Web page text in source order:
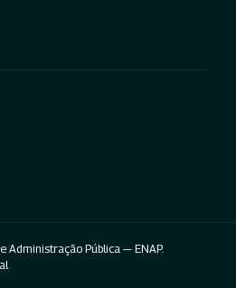
Administração Pública — ENAP.